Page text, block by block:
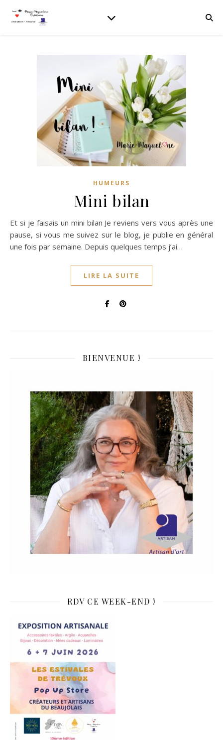
HUMEURS
Mini bilan
Et si je faisais un mini bilan Je reviens vers vous après une
pause, si vous me suivez sur le blog, je publie en général
une fois par semaine. Depuis quelques temps j’ai…
LIRE LA SUITE
BIENVENUE !
RDV CE WEEK-END !